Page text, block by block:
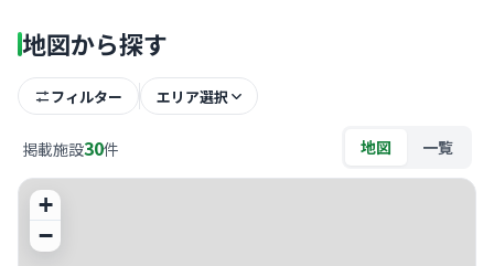
地図から探す
フィルター エリア選択
掲載施設30件 地図 一覧
+
−